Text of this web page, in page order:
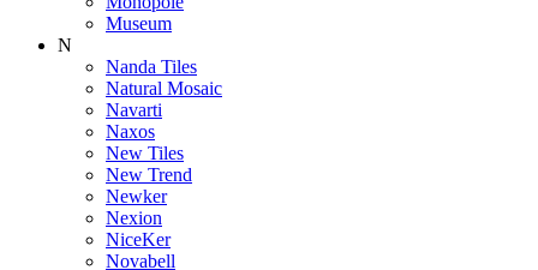
Museum
N
Nanda Tiles
Natural Mosaic
Navarti
Naxos
New Tiles
New Trend
Newker
Nexion
NiceKer
Novabell